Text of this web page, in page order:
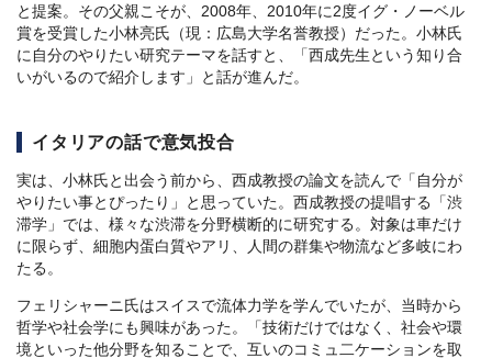
と提案。その父親こそが、2008年、2010年に2度イグ・ノーベル
賞を受賞した小林亮氏（現：広島大学名誉教授）だった。小林氏
に自分のやりたい研究テーマを話すと、「西成先生という知り合
いがいるので紹介します」と話が進んだ。
イタリアの話で意気投合
実は、小林氏と出会う前から、西成教授の論文を読んで「自分が
やりたい事とぴったり」と思っていた。西成教授の提唱する「渋
滞学」では、様々な渋滞を分野横断的に研究する。対象は車だけ
に限らず、細胞内蛋白質やアリ、人間の群集や物流など多岐にわ
たる。
フェリシャーニ氏はスイスで流体力学を学んでいたが、当時から
哲学や社会学にも興味があった。「技術だけではなく、社会や環
境といった他分野を知ることで、互いのコミュ二ケーションを取